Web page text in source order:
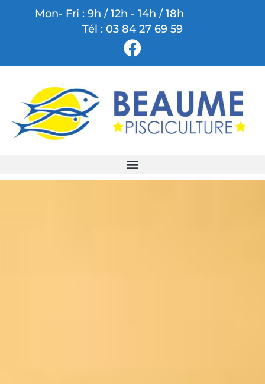
Mon- Fri : 9h / 12h - 14h / 18h
Tél : 03 84 27 69 59